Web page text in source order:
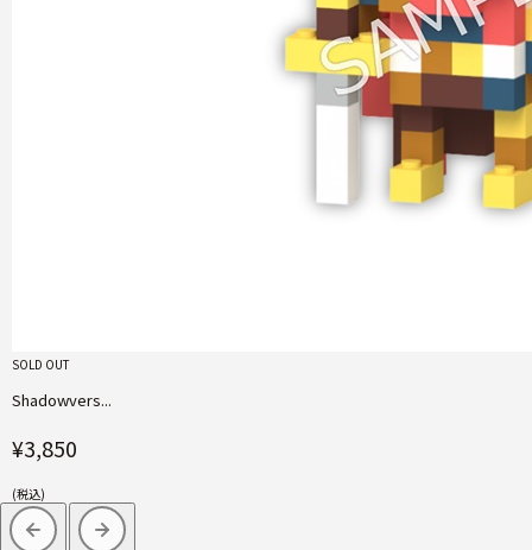
SOLD OUT
Shadowvers...
¥3,850
(税込)